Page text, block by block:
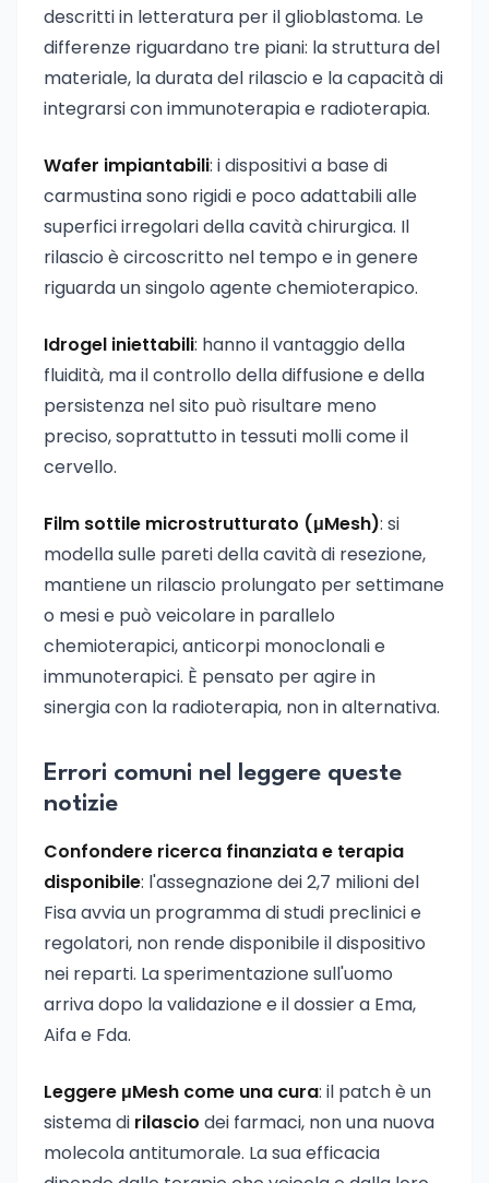
descritti in letteratura per il glioblastoma. Le
differenze riguardano tre piani: la struttura del
materiale, la durata del rilascio e la capacità di
integrarsi con immunoterapia e radioterapia.
Wafer impiantabili: i dispositivi a base di
carmustina sono rigidi e poco adattabili alle
superfici irregolari della cavità chirurgica. Il
rilascio è circoscritto nel tempo e in genere
riguarda un singolo agente chemioterapico.
Idrogel iniettabili: hanno il vantaggio della
fluidità, ma il controllo della diffusione e della
persistenza nel sito può risultare meno
preciso, soprattutto in tessuti molli come il
cervello.
Film sottile microstrutturato (μMesh): si
modella sulle pareti della cavità di resezione,
mantiene un rilascio prolungato per settimane
o mesi e può veicolare in parallelo
chemioterapici, anticorpi monoclonali e
immunoterapici. È pensato per agire in
sinergia con la radioterapia, non in alternativa.
Errori comuni nel leggere queste
notizie
Confondere ricerca finanziata e terapia
disponibile: l'assegnazione dei 2,7 milioni del
Fisa avvia un programma di studi preclinici e
regolatori, non rende disponibile il dispositivo
nei reparti. La sperimentazione sull'uomo
arriva dopo la validazione e il dossier a Ema,
Aifa e Fda.
Leggere μMesh come una cura: il patch è un
sistema di rilascio dei farmaci, non una nuova
molecola antitumorale. La sua efficacia